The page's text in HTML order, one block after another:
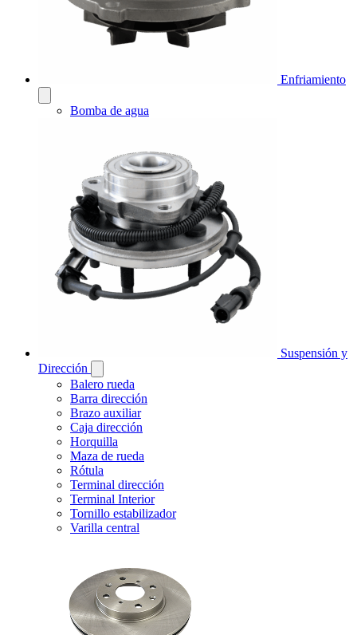
Enfriamiento
Bomba de agua
Suspensión y
Dirección
Balero rueda
Barra dirección
Brazo auxiliar
Caja dirección
Horquilla
Maza de rueda
Rótula
Terminal dirección
Terminal Interior
Tornillo estabilizador
Varilla central